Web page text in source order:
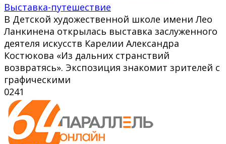
Выставка-путешествие
В Детской художественной школе имени Лео
Ланкинена открылась выставка заслуженного
деятеля искусств Карелии Александра
Костюкова «Из дальних странствий
возвратясь». Экспозиция знакомит зрителей с
графическими
0241